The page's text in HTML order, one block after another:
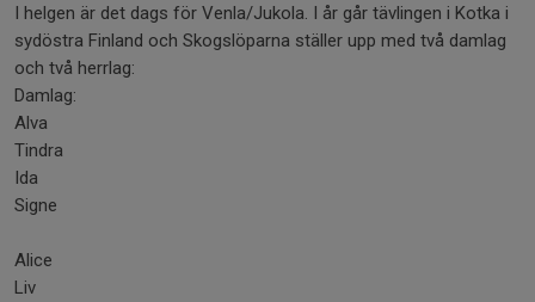
I helgen är det dags för Venla/Jukola. I år går tävlingen i Kotka i
sydöstra Finland och Skogslöparna ställer upp med två damlag
och två herrlag:
Damlag:
Alva
Tindra
Ida
Signe
Alice
Liv